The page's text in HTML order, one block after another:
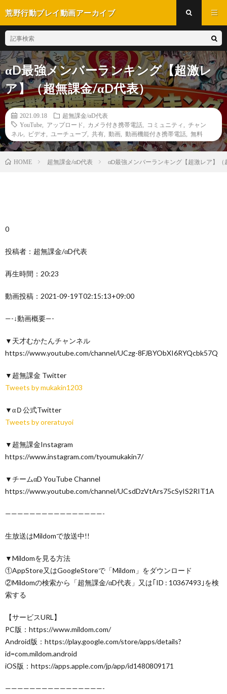
荒野行動プレイ動画アーカイブ
αD最強メンバーランキング【超激レ
ア】（超無課金/αD代表）
2021.09.18
超無課金/αD代表
YouTube
アップロード カメラ付き携帯電話 コミュニティ
チャン
ネル
ビデオ ユーチューブ 共有 動画 動画機能付き携帯電話 無料
HOME 超無課金/αD代表 αD最強メンバーランキング【超激レア】（
0
投稿者：超無課金/αD代表
再生時間：20:23
動画投稿：2021-09-19T02:15:13+09:00
—-↓動画概要—-
▼天才むかたんチャンネル
https://www.youtube.com/channel/UCzg-8FJBYObXI6RYQcbk57Q
▼超無課金 Twitter
Tweets by mukakin1203
▼αＤ公式Twitter
Tweets by oreratuyoi
▼超無課金Instagram
https://www.instagram.com/tyoumukakin7/
▼チームαD YouTube Channel
https://www.youtube.com/channel/UCsdDzVtArs75cSyIS2RIT1A
————————————————-
生放送はMildomで放送中!!
▼Mildomを見る方法
①AppStore又はGoogleStoreで「Mildom」をダウンロード
②Mildomの検索から「超無課金/αD代表」又は｢ID : 10367493｣を検
索する
【サービスURL】
PC版：https://www.mildom.com/
Android版：https://play.google.com/store/apps/details?
id=com.mildom.android
iOS版：https://apps.apple.com/jp/app/id1480809171
————————————————-